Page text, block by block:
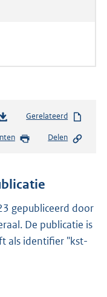
Gerelateerd
Delen
gepubliceerd door
De publicatie is
als identifier "kst-